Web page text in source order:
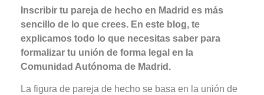
Inscribir tu pareja de hecho en Madrid es más
sencillo de lo que crees. En este blog, te
explicamos todo lo que necesitas saber para
formalizar tu unión de forma legal en la
Comunidad Autónoma de Madrid.
La figura de pareja de hecho se basa en la unión de